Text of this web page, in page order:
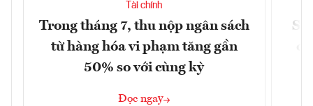
Tài chính
Trong tháng 7, thu nộp ngân sách
từ hàng hóa vi phạm tăng gần
50% so với cùng kỳ
Đọc ngay